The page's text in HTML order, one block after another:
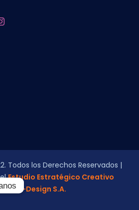
Todos los Derechos Reservados |
Estudio Estratégico Creativo
Design S.A.